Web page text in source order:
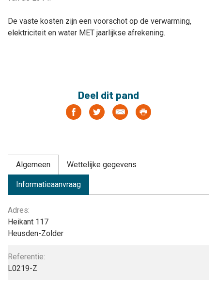
De vaste kosten zijn een voorschot op de verwarming,
elektriciteit en water MET jaarlijkse afrekening.
Deel dit pand
Algemeen Wettelijke gegevens
Informatieaanvraag
Algemeen
Adres:
Heikant 117
Heusden-Zolder
Referentie:
L0219-Z